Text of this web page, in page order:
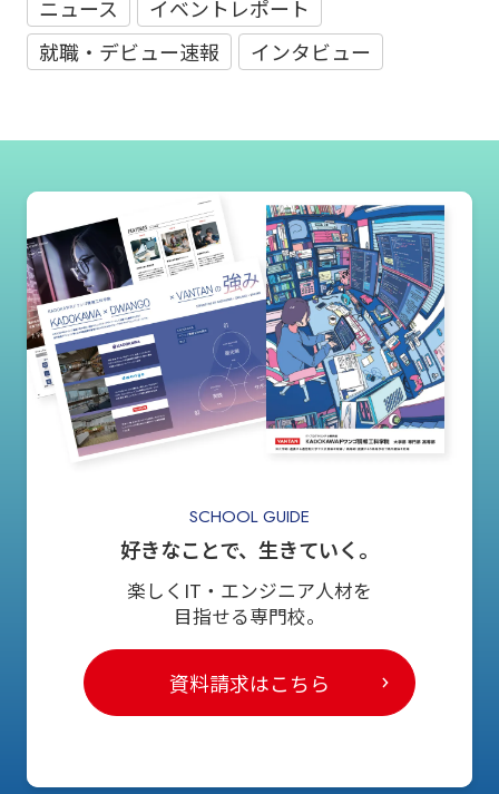
ニュース
イベントレポート
就職・デビュー速報
インタビュー
SCHOOL GUIDE
好きなことで、生きていく。
楽しくIT・エンジニア人材を
目指せる専門校。
資料請求はこちら